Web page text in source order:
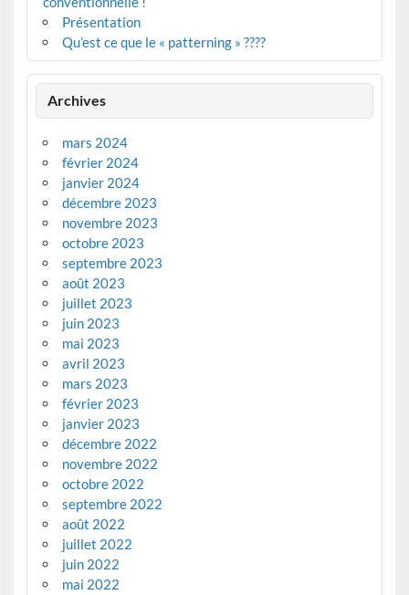
Présentation
Qu’est ce que le « patterning » ????
Archives
mars 2024
février 2024
janvier 2024
décembre 2023
novembre 2023
octobre 2023
septembre 2023
août 2023
juillet 2023
juin 2023
mai 2023
avril 2023
mars 2023
février 2023
janvier 2023
décembre 2022
novembre 2022
octobre 2022
septembre 2022
août 2022
juillet 2022
juin 2022
mai 2022